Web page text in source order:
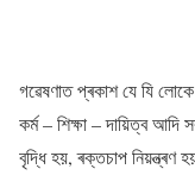
গৱেষণাত প্ৰকাশ যে যি
কৰ্ম – শিক্ষা – দায়িত্ব
বৃদ্ধি হয়, ৰক্তচাপ